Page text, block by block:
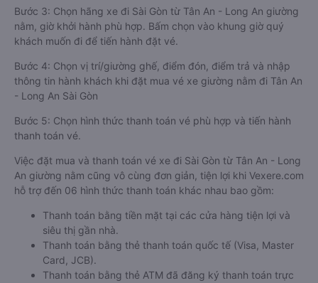
Bước 3: Chọn hãng xe đi Sài Gòn từ Tân An - Long An giường
nằm, giờ khởi hành phù hợp. Bấm chọn vào khung giờ quý
khách muốn đi để tiến hành đặt vé.
Bước 4: Chọn vị trí/giường ghế, điểm đón, điểm trả và nhập
thông tin hành khách khi đặt mua vé xe giường nằm đi Tân An
- Long An Sài Gòn
Bước 5: Chọn hình thức thanh toán vé phù hợp và tiến hành
thanh toán vé.
Việc đặt mua và thanh toán vé xe đi Sài Gòn từ Tân An - Long
An giường nằm cũng vô cùng đơn giản, tiện lợi khi Vexere.com
hỗ trợ đến 06 hình thức thanh toán khác nhau bao gồm:
Thanh toán bằng tiền mặt tại các cửa hàng tiện lợi và
siêu thị gần nhà.
Thanh toán bằng thẻ thanh toán quốc tế (Visa, Master
Card, JCB).
Thanh toán bằng thẻ ATM đã đăng ký thanh toán trực